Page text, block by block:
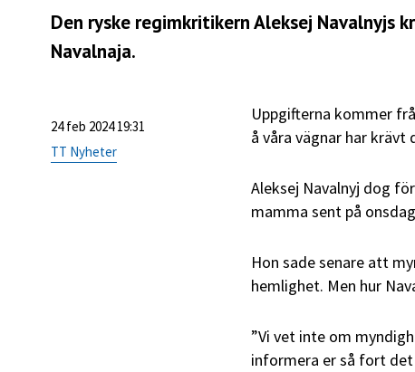
Den ryske regimkritikern Aleksej Navalnyjs
Navalnaja.
24 feb 2024 19:31
TT Nyheter
Uppgifterna kommer
å våra vägnar har krävt
Aleksej Navalnyj dog
mamma sent på
Hon sade senare att
hemlighet. Men hur
”Vi vet inte om
informera er så fort det